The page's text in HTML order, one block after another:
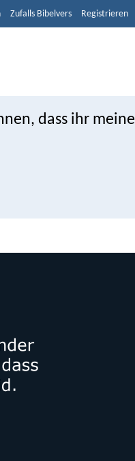
Zufalls Bibelvers Registrieren
dass ihr meine